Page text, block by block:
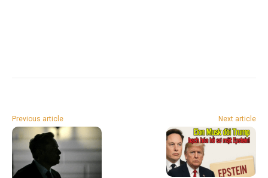
Previous article Next article